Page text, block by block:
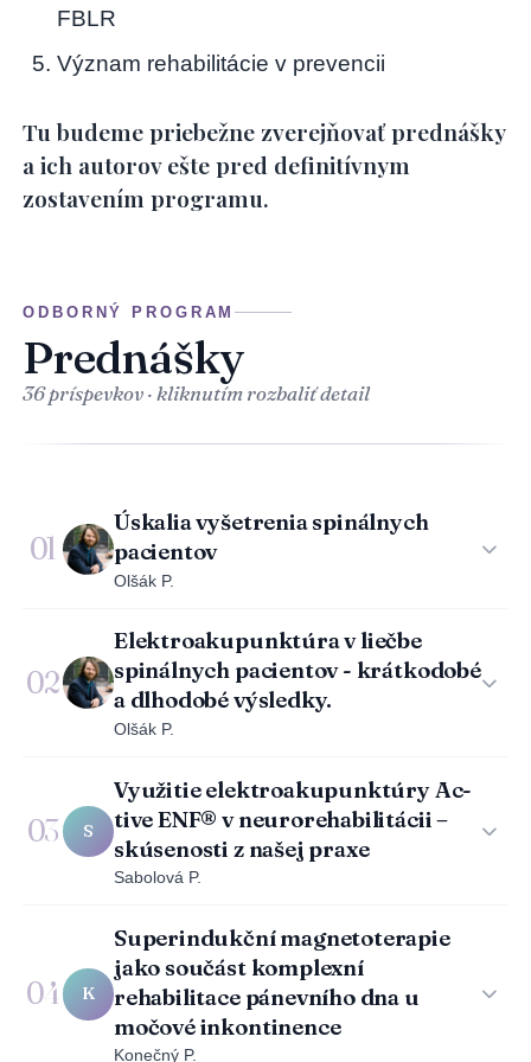
FBLR
Význam rehabilitácie v prevencii
Tu budeme priebežne zverejňovať prednášky
a ich autorov ešte pred definitívnym
zostavením programu.
ODBORNÝ PROGRAM
Prednášky
36 príspevkov · kliknutím rozbaliť detail
01
Úskalia vyšetrenia spinálnych
pacientov
Olšák P.
02
Elektroakupunktúra v liečbe
spinálnych pacientov - krátkodobé
a dlhodobé výsledky.
Olšák P.
03 S
Využitie elektroakupunktúry Ac-
tive ENF® v neurorehabilitácii –
skúsenosti z našej praxe
Sabolová P.
04 K
Superindukční magnetoterapie
jako součást komplexní
rehabilitace pánevního dna u
močové inkontinence
Konečný P.